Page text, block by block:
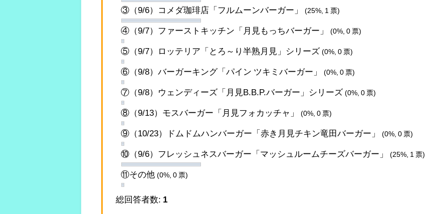
③（9/6）コメダ珈琲店「フルムーンバーガー」 (25%, 1 票)
④（9/7）ファーストキッチン「月見もっちバーガー」 (0%, 0 票)
⑤（9/7）ロッテリア「とろ～り半熟月見」シリーズ (0%, 0 票)
⑥（9/8）バーガーキング「パイン ツキミバーガー」 (0%, 0 票)
⑦（9/8）ウェンディーズ「月見B.B.P.バーガー」シリーズ (0%, 0 票)
⑧（9/13）モスバーガー「月見フォカッチャ」 (0%, 0 票)
⑨（10/23）ドムドムハンバーガー「赤き月見チキン竜田バーガー」 (0%, 0 票)
⑩（9/6）フレッシュネスバーガー「マッシュルームチーズバーガー」 (25%, 1 票)
⑪その他 (0%, 0 票)
総回答者数: 1